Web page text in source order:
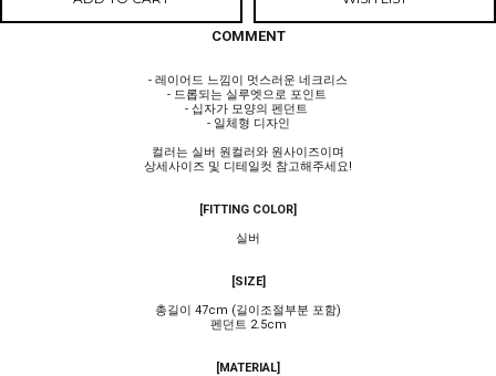
COMMENT
- 레이어드 느낌이 멋스러운 네크리스
- 드롭되는 실루엣으로 포인트
- 십자가 모양의 펜던트
- 일체형 디자인
컬러는 실버 원컬러와 원사이즈이며
상세사이즈 및 디테일컷 참고해주세요!
[FITTING COLOR]
실버
[SIZE]
총길이 47cm (길이조절부분 포함)
펜던트 2.5cm
[MATERIAL]